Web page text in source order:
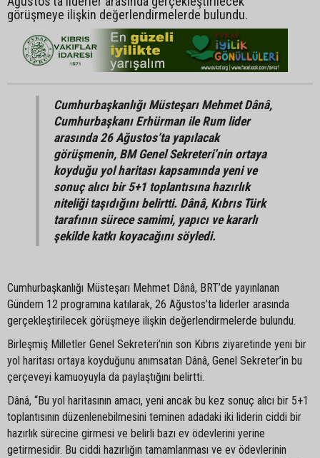
görüşmeye ilişkin değerlendirmelerde bulundu.
Cumhurbaşkanlığı Müsteşarı Mehmet Dânâ,
Cumhurbaşkanı Erhürman ile Rum lider
arasında 26 Ağustos’ta yapılacak
görüşmenin, BM Genel Sekreteri’nin ortaya
koyduğu yol haritası kapsamında yeni ve
sonuç alıcı bir 5+1 toplantısına hazırlık
niteliği taşıdığını belirtti. Dânâ, Kıbrıs Türk
tarafının sürece samimi, yapıcı ve kararlı
şekilde katkı koyacağını söyledi.
Cumhurbaşkanlığı Müsteşarı Mehmet Dânâ, BRT’de yayınlanan
Gündem 12 programına katılarak, 26 Ağustos’ta liderler arasında
gerçekleştirilecek görüşmeye ilişkin değerlendirmelerde bulundu.
Birleşmiş Milletler Genel Sekreteri’nin son Kıbrıs ziyaretinde yeni bir
yol haritası ortaya koyduğunu anımsatan Dânâ, Genel Sekreter’in bu
çerçeveyi kamuoyuyla da paylaştığını belirtti.
Dânâ, “Bu yol haritasının amacı, yeni ancak bu kez sonuç alıcı bir 5+1
toplantısının düzenlenebilmesini teminen adadaki iki liderin ciddi bir
hazırlık sürecine girmesi ve belirli bazı ev ödevlerini yerine
getirmesidir. Bu ciddi hazırlığın tamamlanması ve ev ödevlerinin